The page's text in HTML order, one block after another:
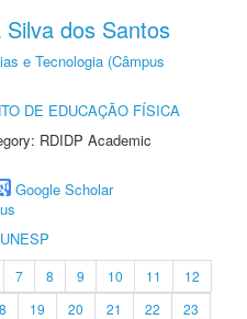
dos Santos
e Tecnologia (Câmpus
DE EDUCAÇÃO FÍSICA
RDIDP Academic
Google Scholar
7 8 9 10 11
12
19 20 21 22
23